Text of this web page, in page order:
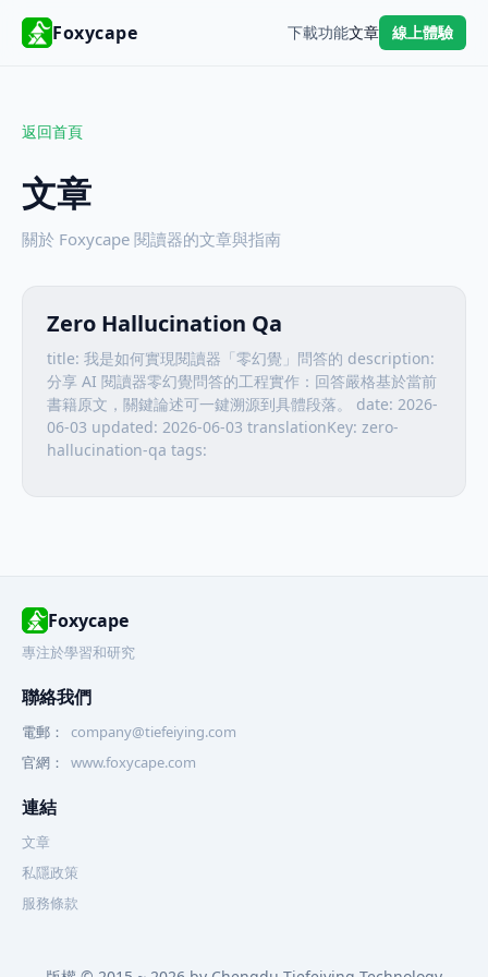
Foxycape 下載功能文章 線上體驗
返回首頁
文章
關於 Foxycape 閱讀器的文章與指南
Zero Hallucination Qa
title: 我是如何實現閱讀器「零幻覺」問答的 description:
分享 AI 閱讀器零幻覺問答的工程實作：回答嚴格基於當前
書籍原文，關鍵論述可一鍵溯源到具體段落。 date: 2026-
06-03 updated: 2026-06-03 translationKey: zero-
hallucination-qa tags:
Foxycape
專注於學習和研究
聯絡我們
電郵：
company@tiefeiying.com
官網：
www.foxycape.com
連結
文章
私隱政策
服務條款